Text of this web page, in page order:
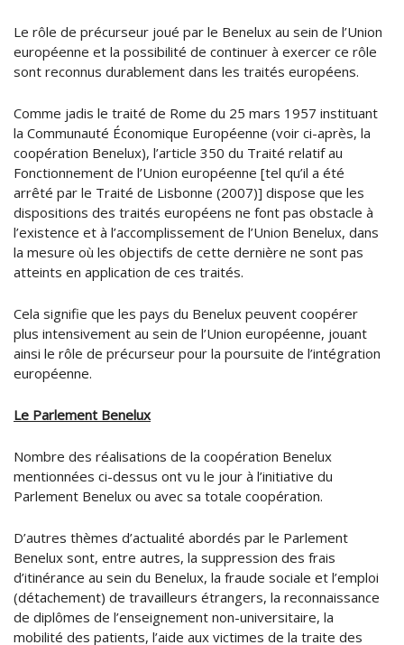
Le rôle de précurseur joué par le Benelux au sein de l’Union
européenne et la possibilité de continuer à exercer ce rôle
sont reconnus durablement dans les traités européens.
Comme jadis le traité de Rome du 25 mars 1957 instituant
la Communauté Économique Européenne (voir ci-après, la
coopération Benelux), l’article 350 du Traité relatif au
Fonctionnement de l’Union européenne [tel qu’il a été
arrêté par le Traité de Lisbonne (2007)] dispose que les
dispositions des traités européens ne font pas obstacle à
l’existence et à l’accomplissement de l’Union Benelux, dans
la mesure où les objectifs de cette dernière ne sont pas
atteints en application de ces traités.
Cela signifie que les pays du Benelux peuvent coopérer
plus intensivement au sein de l’Union européenne, jouant
ainsi le rôle de précurseur pour la poursuite de l’intégration
européenne.
Le Parlement Benelux
Nombre des réalisations de la coopération Benelux
mentionnées ci-dessus ont vu le jour à l’initiative du
Parlement Benelux ou avec sa totale coopération.
D’autres thèmes d’actualité abordés par le Parlement
Benelux sont, entre autres, la suppression des frais
d’itinérance au sein du Benelux, la fraude sociale et l’emploi
(détachement) de travailleurs étrangers, la reconnaissance
de diplômes de l’enseignement non-universitaire, la
mobilité des patients, l’aide aux victimes de la traite des